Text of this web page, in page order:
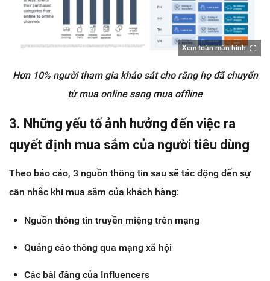
Xem toàn màn hình
Hơn 10% người tham gia khảo sát cho rằng họ đã chuyển
từ mua online sang mua offline
3. Những yếu tố ảnh hưởng đến việc ra
quyết định mua sắm của người tiêu dùng
Theo báo cáo, 3 nguồn thông tin sau sẽ tác động đến sự
cân nhắc khi mua sắm của khách hàng:
Nguồn thông tin truyền miệng trên mạng
Quảng cáo thông qua mạng xã hội
Các bài đăng của Influencers